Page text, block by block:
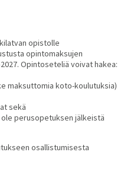
opistolle
opintomaksujen
Opintoseteliä voivat hakea:
maksuttomia koto-koulutuksia)
sekä
perusopetuksen jälkeistä
osallistumisesta